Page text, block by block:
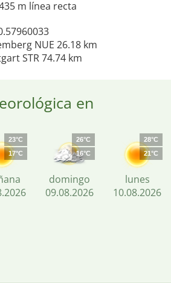
m línea recta
NUE 26.18 km
STR 74.74 km
en
23°C
17°C
26°C
16°C
domingo
09.08.2026
28°C
21°C
lunes
10.08.2026